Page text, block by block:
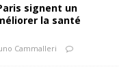
signent un
la santé
Cammalleri